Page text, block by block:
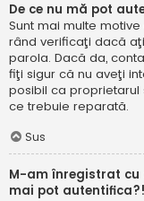
De ce nu mă pot
Sunt mai multe
rând verificaţi dacă
parola. Dacă da,
fiţi sigur că nu aveţi
posibil ca
ce trebuie reparată.
Sus
M-am înregistrat cu
mai pot autentifica?!